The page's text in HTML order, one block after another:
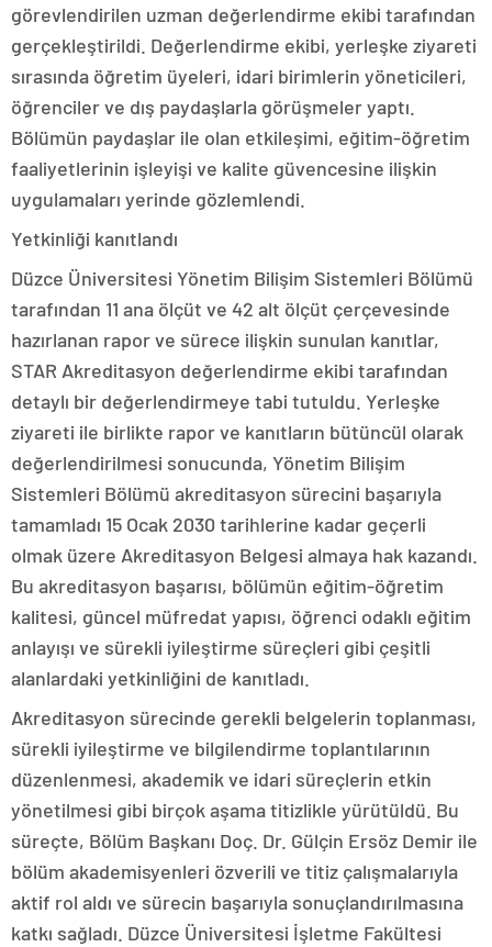
görevlendirilen uzman değerlendirme ekibi tarafından
gerçekleştirildi. Değerlendirme ekibi, yerleşke ziyareti
sırasında öğretim üyeleri, idari birimlerin yöneticileri,
öğrenciler ve dış paydaşlarla görüşmeler yaptı.
Bölümün paydaşlar ile olan etkileşimi, eğitim-öğretim
faaliyetlerinin işleyişi ve kalite güvencesine ilişkin
uygulamaları yerinde gözlemlendi.
Yetkinliği kanıtlandı
Düzce Üniversitesi Yönetim Bilişim Sistemleri Bölümü
tarafından 11 ana ölçüt ve 42 alt ölçüt çerçevesinde
hazırlanan rapor ve sürece ilişkin sunulan kanıtlar,
STAR Akreditasyon değerlendirme ekibi tarafından
detaylı bir değerlendirmeye tabi tutuldu. Yerleşke
ziyareti ile birlikte rapor ve kanıtların bütüncül olarak
değerlendirilmesi sonucunda, Yönetim Bilişim
Sistemleri Bölümü akreditasyon sürecini başarıyla
tamamladı 15 Ocak 2030 tarihlerine kadar geçerli
olmak üzere Akreditasyon Belgesi almaya hak kazandı.
Bu akreditasyon başarısı, bölümün eğitim-öğretim
kalitesi, güncel müfredat yapısı, öğrenci odaklı eğitim
anlayışı ve sürekli iyileştirme süreçleri gibi çeşitli
alanlardaki yetkinliğini de kanıtladı.
Akreditasyon sürecinde gerekli belgelerin toplanması,
sürekli iyileştirme ve bilgilendirme toplantılarının
düzenlenmesi, akademik ve idari süreçlerin etkin
yönetilmesi gibi birçok aşama titizlikle yürütüldü. Bu
süreçte, Bölüm Başkanı Doç. Dr. Gülçin Ersöz Demir ile
bölüm akademisyenleri özverili ve titiz çalışmalarıyla
aktif rol aldı ve sürecin başarıyla sonuçlandırılmasına
katkı sağladı. Düzce Üniversitesi İşletme Fakültesi